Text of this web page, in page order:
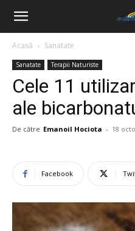
Acasă Sanatate
Sanatate Terapii Naturiste
Cele 11
ale
De către Emanoil Hociota - 18
Facebook